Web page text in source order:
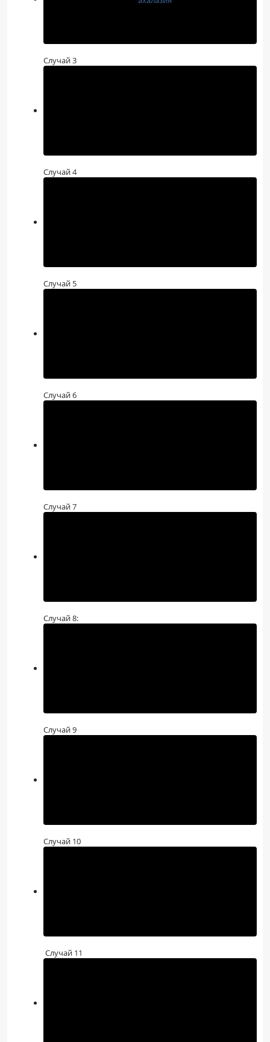
Случай 3
Случай 4
Случай 5
Случай 6
Случай 7
Случай 8:
Случай 9
Случай 10
Случай 11